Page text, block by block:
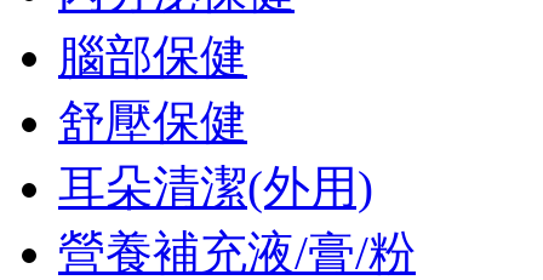
腦部保健
舒壓保健
耳朵清潔(外用)
營養補充液/膏/粉